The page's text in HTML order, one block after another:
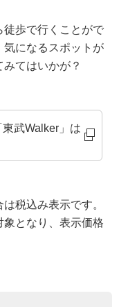
徒歩で行くことがで
気になるスポットが
てはいかが？
武Walker」は
税込み表示です。
となり、表示価格